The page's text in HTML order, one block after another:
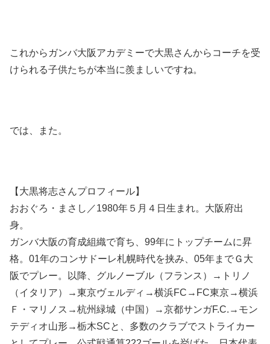
これからガンバ大阪アカデミーで大黒さんからコーチを受
けられる子供たちが本当に羨ましいですね。
では、また。
【大黒将志さんプロフィール】
おおぐろ・まさし／1980年５月４日生まれ。大阪府出
身。
ガンバ大阪の育成組織で育ち、99年にトップチームに昇
格。01年のコンサドーレ札幌時代を挟み、05年までＧ大
阪でプレー。以降、グルノーブル（フランス）→トリノ
（イタリア）→東京ヴェルディ→横浜FC→FC東京→横浜
Ｆ・マリノス→杭州緑城（中国）→京都サンガF.C.→モン
テディオ山形→栃木SCと、多数のクラブでストライカー